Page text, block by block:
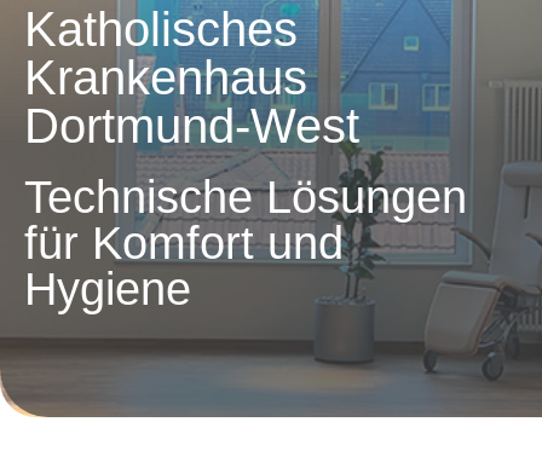
Katholisches
Krankenhaus
Dortmund-West
Technische Lösungen
für Komfort und
Hygiene